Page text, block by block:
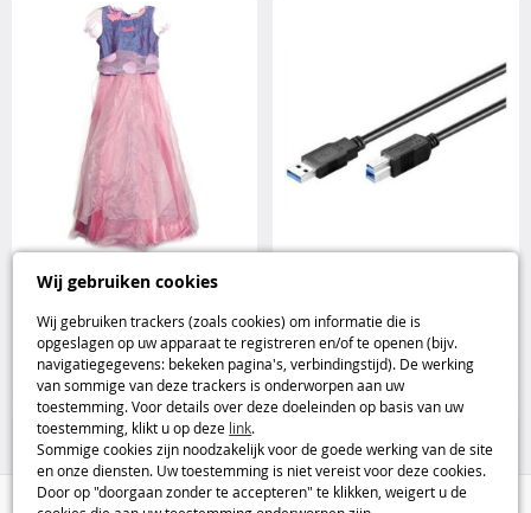
Wij gebruiken cookies
Wij gebruiken trackers (zoals cookies) om informatie die is
opgeslagen op uw apparaat te registreren en/of te openen (bijv.
navigatiegegevens: bekeken pagina's, verbindingstijd). De werking
van sommige van deze trackers is onderworpen aan uw
toestemming. Voor details over deze doeleinden op basis van uw
toestemming, klikt u op deze link.
Sommige cookies zijn noodzakelijk voor de goede werking van de site
en onze diensten. Uw toestemming is niet vereist voor deze cookies.
Door op "doorgaan zonder te accepteren" te klikken, weigert u de
Barbie prinsessenkostuum kind
5-7 jaar voor carnaval en feest
Barbie
,95€
25%
DeLock
9,95€
75%